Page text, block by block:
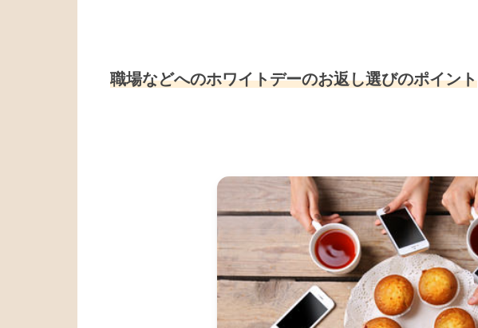
職場などへのホワイトデーのお返し選びのポイント